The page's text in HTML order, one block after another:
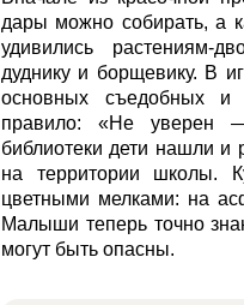
дары можно собирать, а
удивились растениям-
дуднику и борщевику. В
основных съедобных и
правило: «Не уверен
библиотеки дети нашли и
на территории школы.
цветными мелками: на
Малыши теперь точно
могут быть опасны.